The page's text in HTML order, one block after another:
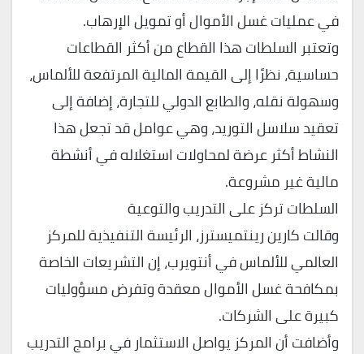
في عمليات غسل الأموال أو تمويل الإرهاب.
وتعتبر السلطات هذا القطاع من أكثر القطاعات
حساسية، نظرًا إلى القيمة المالية المرتفعة للألماس،
وسهولة نقله، والطابع الدولي للتجارة، إضافة إلى
تعقيد سلاسل التوريد، وهي عوامل قد تجعل هذا
النشاط أكثر عرضة لمحاولات استغلاله في أنشطة
مالية غير مشروعة.
السلطات تركز على التدريب والتوعية
وقالت كارين رينتميسترز، الرئيسة التنفيذية للمركز
العالمي للألماس في أنتويرب، إن التشريعات الخاصة
بمكافحة غسل الأموال معقدة وتفرض مسؤوليات
كبيرة على الشركات.
وأضافت أن المركز يواصل الاستثمار في برامج التدريب